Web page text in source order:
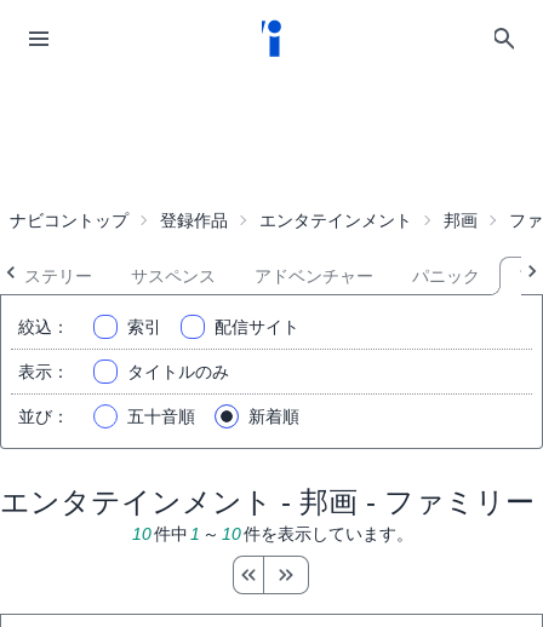
ナビコントップ 登録作品 エンタテインメント 邦画 フ
ミステリー サスペンス アドベンチャー パニック フ
絞込 ： 索引 配信サイト
表示 ： タイトルのみ
並び ： 五十音順 新着順
エンタテインメント - 邦画 - ファミリー
10件中 1 ～ 10件を表示しています。